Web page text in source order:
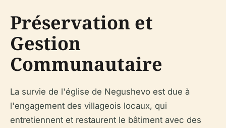
Préservation et
Gestion
Communautaire
La survie de l'église de Negushevo est due à
l'engagement des villageois locaux, qui
entretiennent et restaurent le bâtiment avec des